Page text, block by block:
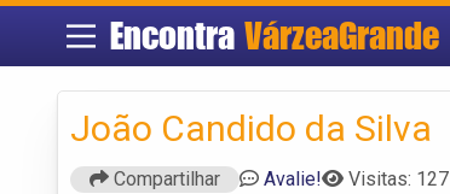
Encontra VárzeaGrande
João Candido da Silva
Compartilhar Avalie! Visitas: 127